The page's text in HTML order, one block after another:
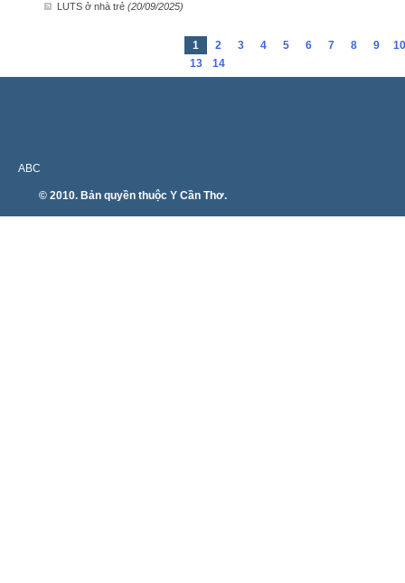
LUTS ở nhà trẻ (20/09/2025)
1 2 3 4 5 6 7 8 9
13
14
ABC
© 2010. Bản quyền thuộc Y Cần Thơ.